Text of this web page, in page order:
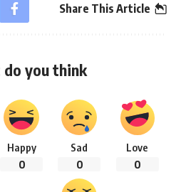
Share This Article
you think?
Love
0
Sad
0
Happy
0